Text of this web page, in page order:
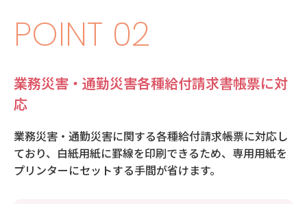
POINT 02
業務災害・通勤災害各種給付請求書帳票に対
応
業務災害・通勤災害に関する各種給付請求帳票に対応し
ており、白紙用紙に罫線を印刷できるため、専用用紙を
プリンターにセットする手間が省けます。